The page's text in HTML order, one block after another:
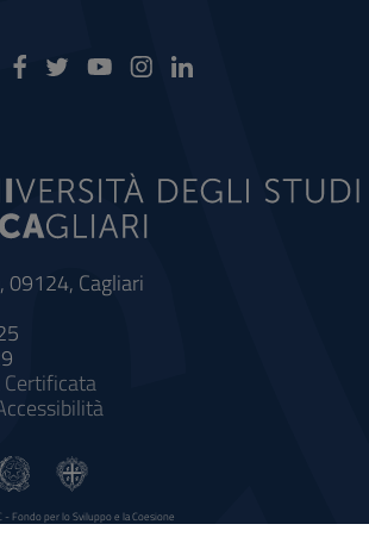
09124, Cagliari
Fondo per lo Sviluppo e la Coesione
a supporto della didattica e della ricerca e potenziamento dei servizi online